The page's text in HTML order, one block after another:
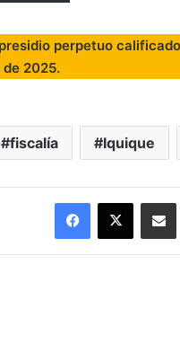
perpetuo
2025.
fiscalía Iquique
Facebook
X